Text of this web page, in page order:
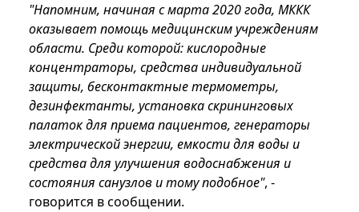
"Напомним, начиная с марта 2020 года, МККК
оказывает помощь медицинским учреждениям
области. Среди которой: кислородные
концентраторы, средства индивидуальной
защиты, бесконтактные термометры,
дезинфектанты, установка скрининговых
палаток для приема пациентов, генераторы
электрической энергии, емкости для воды и
средства для улучшения водоснабжения и
состояния санузлов и тому подобное", -
говорится в сообщении.